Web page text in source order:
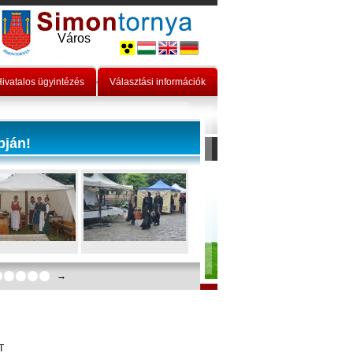
Város
ügyintézés Választási információk
→